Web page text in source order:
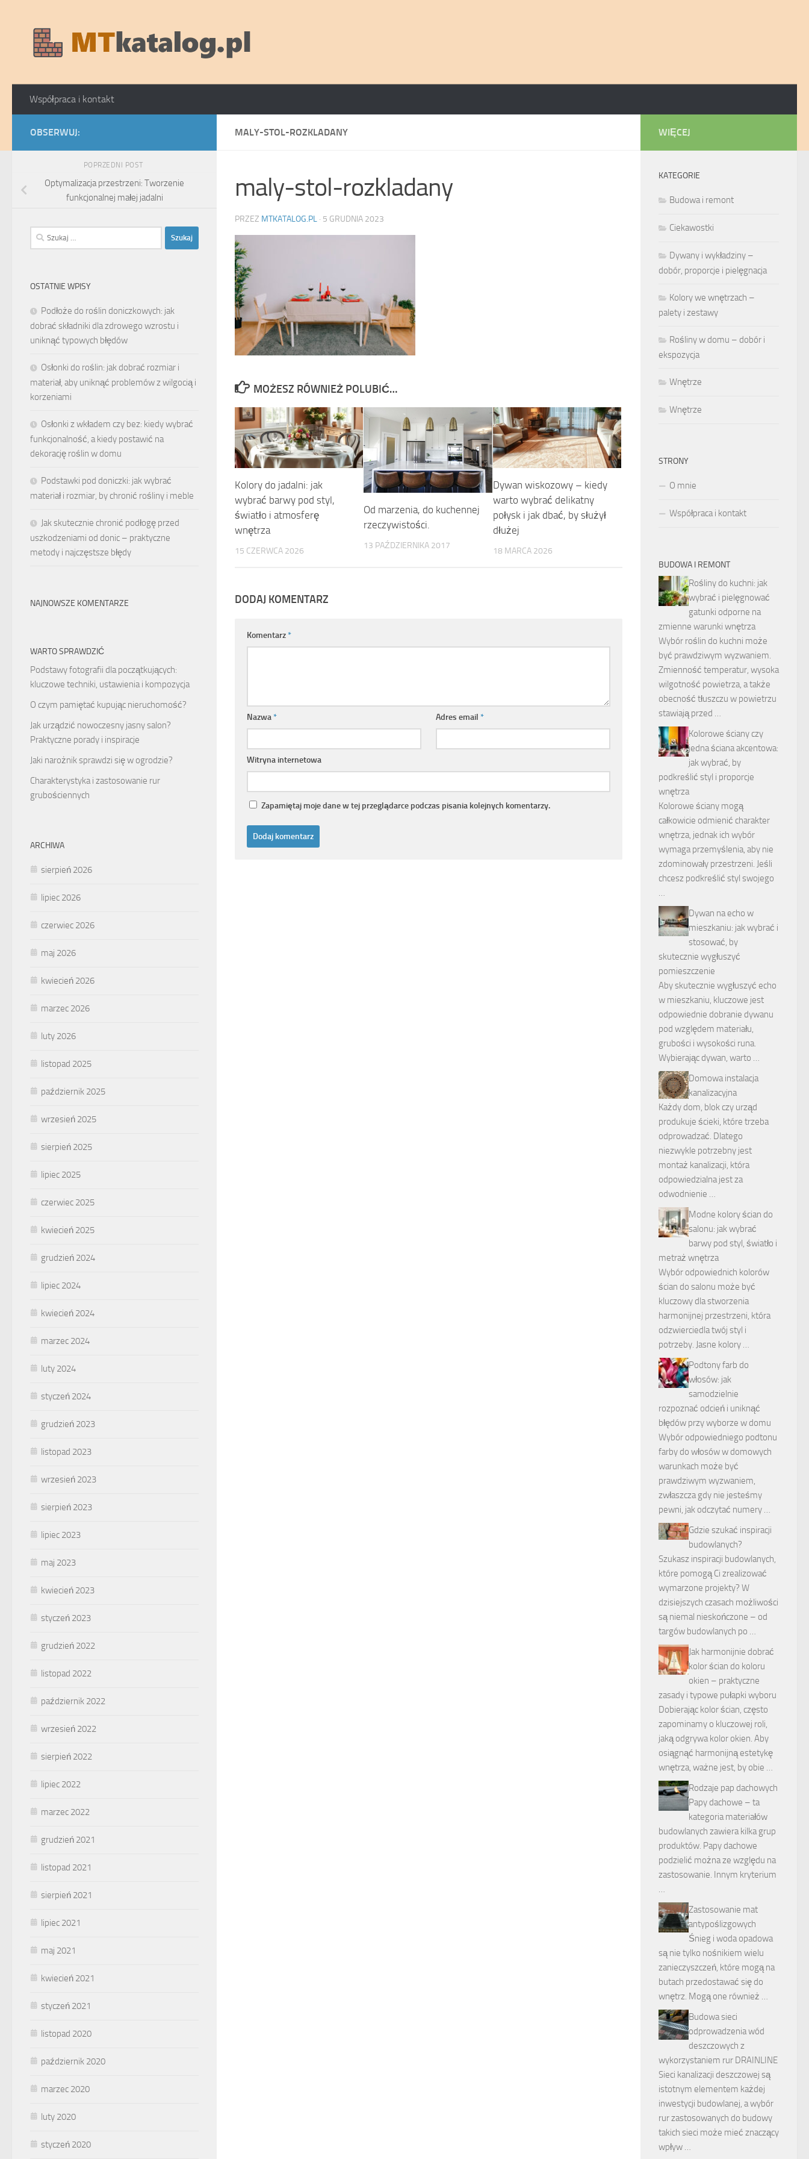
Współpraca i kontakt
MALY-STOL-ROZKLADANY
maly-stol-rozkladany
PRZEZ MTKATALOG.PL · 5 GRUDNIA 2023
MOŻESZ RÓWNIEŻ POLUBIĆ…
Kolory do jadalni: jak
wybrać barwy pod styl,
światło i atmosferę
wnętrza
15 CZERWCA 2026
Od marzenia, do kuchennej
rzeczywistości.
13 PAŹDZIERNIKA 2017
Dywan wiskozowy – kiedy
warto wybrać delikatny
połysk i jak dbać, by służył
dłużej
18 MARCA 2026
DODAJ KOMENTARZ
Komentarz*
Nazwa* Adres email*
Witryna internetowa
Zapamiętaj moje dane w tej przeglądarce podczas pisania kolejnych komentarzy.
OBSERWUJ:
POPRZEDNI POST
Optymalizacja przestrzeni: Tworzenie
funkcjonalnej małej jadalni
Szukaj:
OSTATNIE WPISY
Podłoże do roślin doniczkowych: jak
dobrać składniki dla zdrowego wzrostu i
uniknąć typowych błędów
Osłonki do roślin: jak dobrać rozmiar i
materiał, aby uniknąć problemów z wilgocią i
korzeniami
Osłonki z wkładem czy bez: kiedy wybrać
funkcjonalność, a kiedy postawić na
dekorację roślin w domu
Podstawki pod doniczki: jak wybrać
materiał i rozmiar, by chronić rośliny i meble
Jak skutecznie chronić podłogę przed
uszkodzeniami od donic – praktyczne
metody i najczęstsze błędy
NAJNOWSZE KOMENTARZE
WARTO SPRAWDZIĆ
Podstawy fotografii dla początkujących:
kluczowe techniki, ustawienia i kompozycja
O czym pamiętać kupując nieruchomość?
Jak urządzić nowoczesny jasny salon?
Praktyczne porady i inspiracje
Jaki narożnik sprawdzi się w ogrodzie?
Charakterystyka i zastosowanie rur
grubościennych
ARCHIWA
sierpień 2026
lipiec 2026
czerwiec 2026
maj 2026
kwiecień 2026
marzec 2026
luty 2026
listopad 2025
październik 2025
wrzesień 2025
sierpień 2025
lipiec 2025
czerwiec 2025
kwiecień 2025
grudzień 2024
lipiec 2024
kwiecień 2024
marzec 2024
luty 2024
styczeń 2024
grudzień 2023
listopad 2023
wrzesień 2023
sierpień 2023
lipiec 2023
maj 2023
kwiecień 2023
styczeń 2023
grudzień 2022
listopad 2022
październik 2022
wrzesień 2022
sierpień 2022
lipiec 2022
marzec 2022
grudzień 2021
listopad 2021
sierpień 2021
lipiec 2021
maj 2021
kwiecień 2021
styczeń 2021
listopad 2020
październik 2020
marzec 2020
luty 2020
styczeń 2020
WIĘCEJ
KATEGORIE
Budowa i remont
Ciekawostki
Dywany i wykładziny –
dobór, proporcje i pielęgnacja
Kolory we wnętrzach –
palety i zestawy
Rośliny w domu – dobór i
ekspozycja
Wnętrze
Wnętrze
STRONY
O mnie
Współpraca i kontakt
BUDOWA I REMONT
Rośliny do kuchni: jak
wybrać i pielęgnować
gatunki odporne na
zmienne warunki wnętrza
Wybór roślin do kuchni może
być prawdziwym wyzwaniem.
Zmienność temperatur, wysoka
wilgotność powietrza, a także
obecność tłuszczu w powietrzu
stawiają przed …
Kolorowe ściany czy
jedna ściana akcentowa:
jak wybrać, by
podkreślić styl i proporcje
wnętrza
Kolorowe ściany mogą
całkowicie odmienić charakter
wnętrza, jednak ich wybór
wymaga przemyślenia, aby nie
zdominowały przestrzeni. Jeśli
chcesz podkreślić styl swojego
…
Dywan na echo w
mieszkaniu: jak wybrać i
stosować, by
skutecznie wygłuszyć
pomieszczenie
Aby skutecznie wygłuszyć echo
w mieszkaniu, kluczowe jest
odpowiednie dobranie dywanu
pod względem materiału,
grubości i wysokości runa.
Wybierając dywan, warto …
Domowa instalacja
kanalizacyjna
Każdy dom, blok czy urząd
produkuje ścieki, które trzeba
odprowadzać. Dlatego
niezwykle potrzebny jest
montaż kanalizacji, która
odpowiedzialna jest za
odwodnienie …
Modne kolory ścian do
salonu: jak wybrać
barwy pod styl, światło i
metraż wnętrza
Wybór odpowiednich kolorów
ścian do salonu może być
kluczowy dla stworzenia
harmonijnej przestrzeni, która
odzwierciedla twój styl i
potrzeby. Jasne kolory …
Podtony farb do
włosów: jak
samodzielnie
rozpoznać odcień i uniknąć
błędów przy wyborze w domu
Wybór odpowiedniego podtonu
farby do włosów w domowych
warunkach może być
prawdziwym wyzwaniem,
zwłaszcza gdy nie jesteśmy
pewni, jak odczytać numery …
Gdzie szukać inspiracji
budowlanych?
Szukasz inspiracji budowlanych,
które pomogą Ci zrealizować
wymarzone projekty? W
dzisiejszych czasach możliwości
są niemal nieskończone – od
targów budowlanych po …
Jak harmonijnie dobrać
kolor ścian do koloru
okien – praktyczne
zasady i typowe pułapki wyboru
Dobierając kolor ścian, często
zapominamy o kluczowej roli,
jaką odgrywa kolor okien. Aby
osiągnąć harmonijną estetykę
wnętrza, ważne jest, by obie …
Rodzaje pap dachowych
Papy dachowe – ta
kategoria materiałów
budowlanych zawiera kilka grup
produktów. Papy dachowe
podzielić można ze względu na
zastosowanie. Innym kryterium
…
Zastosowanie mat
antypoślizgowych
Śnieg i woda opadowa
są nie tylko nośnikiem wielu
zanieczyszczeń, które mogą na
butach przedostawać się do
wnętrz. Mogą one również …
Budowa sieci
odprowadzenia wód
deszczowych z
wykorzystaniem rur DRAINLINE
Sieci kanalizacji deszczowej są
istotnym elementem każdej
inwestycji budowlanej, a wybór
rur zastosowanych do budowy
takich sieci może mieć znaczący
wpływ …